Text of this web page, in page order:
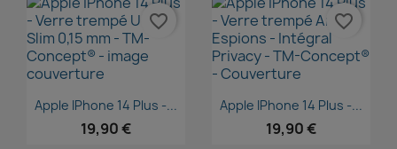
Aperçu rapide
Apple IPhone 14 Plus -...
19,90 €
favorite_border
Aperçu rapide
Apple IPhone 14 Plus -...
19,90 €
favorite_border